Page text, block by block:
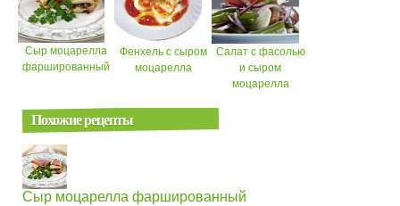
Сыр моцарелла
фаршированный
Фенхель с сыром
моцарелла
Салат с фасолью
и сыром
моцарелла
Похожие рецепты
Сыр моцарелла фаршированный